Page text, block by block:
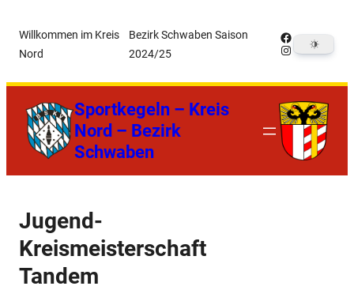
Inhalt
springen
Willkommen im Kreis
Nord
Bezirk Schwaben Saison
2024/25
Facebook
Instagram
Sportkegeln – Kreis
Nord – Bezirk
Schwaben
Jugend-
Kreismeisterschaft
Tandem